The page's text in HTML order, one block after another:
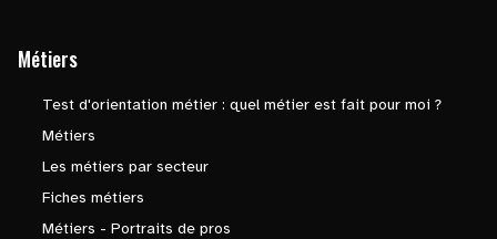
Métiers
Test d'orientation métier : quel métier est fait pour moi ?
Métiers
Les métiers par secteur
Fiches métiers
Métiers - Portraits de pros